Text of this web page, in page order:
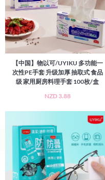
【中国】物以可/UYIKU 多功能一
次性PE手套 升级加厚 抽取式 食品
级 家用厨房料理手套 100枚/盒
NZD 3.88